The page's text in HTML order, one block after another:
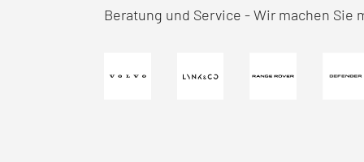
Beratung und Service - Wir machen Sie